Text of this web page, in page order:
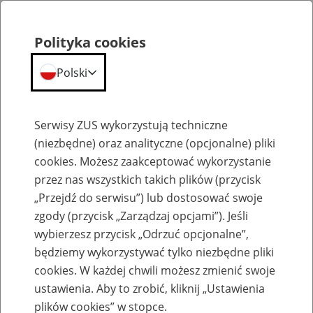
Emerytury
Baza zlikwidowanych lub
przekształconych zakładów pracy
Polityka cookies
Polski
Serwisy ZUS wykorzystują techniczne
(niezbędne) oraz analityczne (opcjonalne) pliki
cookies. Możesz zaakceptować wykorzystanie
przez nas wszystkich takich plików (przycisk
„Przejdź do serwisu”) lub dostosować swoje
zgody (przycisk „Zarządzaj opcjami”). Jeśli
wybierzesz przycisk „Odrzuć opcjonalne”,
będziemy wykorzystywać tylko niezbędne pliki
cookies. W każdej chwili możesz zmienić swoje
ustawienia. Aby to zrobić, kliknij „Ustawienia
plików cookies” w stopce.